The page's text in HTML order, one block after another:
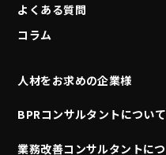
よくある質問
コラム
人材をお求めの企業様
BPRコンサルタントについて
業務改善コンサルタントにつ